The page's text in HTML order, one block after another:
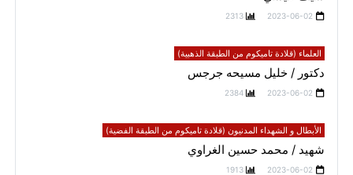
2023-06-02
2313
العلماء (قلادة تاميكوم من الطبقة الذهبية)
دكتور / خليل مسيحه جرجس
2023-06-02
2384
الأبطال و الشهداء المدنيون (قلادة تاميكوم من الطبقة الفضية)
شهيد / محمد حسين الغراوي
2023-06-02
1913